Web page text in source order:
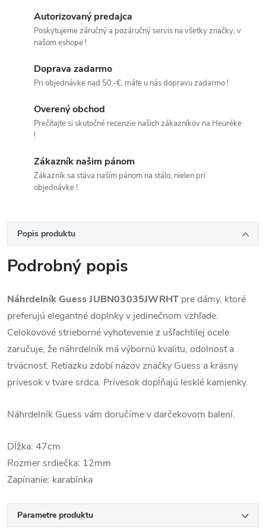
Autorizovaný predajca
Poskytujeme záručný a pozáručný servis na všetky značky, v
našom eshope !
Doprava zadarmo
Pri objednávke nad 50,-€, máte u nás dopravu zadarmo !
Overený obchod
Prečítajte si skutočné recenzie našich zákazníkov na Heuréke
!
Zákazník našim pánom
Zákazník sa stáva naším pánom na stálo, nielen pri
objednávke !
Popis produktu
Podrobný popis
Náhrdelník GuessJUBN03035JWRHT pre dámy, ktoré
preferujú elegantné doplnky v jedinečnom vzhľade.
Celokovové strieborné vyhotevenie z ušľachtilej ocele
zaručuje, že náhrdelník má výbornú kvalitu, odolnosť a
trvácnosť. Retiazku zdobí názov značky Guess a krásny
prívesok v tvare srdca. Prívesok dopĺňajú lesklé kamienky.
Náhrdelník Guess vám doručíme v darčekovom balení.
Dĺžka: 47cm
Rozmer srdiečka: 12mm
Zapínanie: karabínka
Parametre produktu